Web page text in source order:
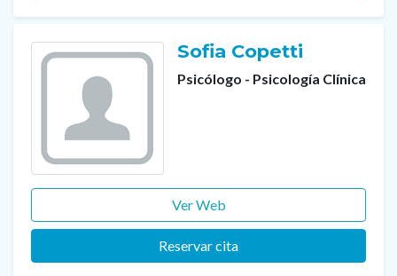
Sofia Copetti
Psicólogo - Psicología Clínica
Ver Web
Reservar cita